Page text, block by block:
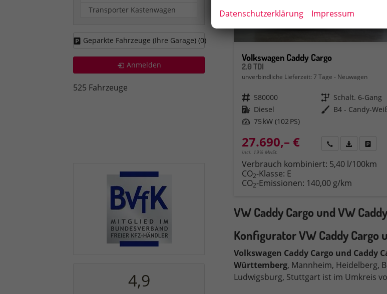
Volkswagen Caddy Cargo
2.0 TDI
unverbindliche Lieferzeit: 7 Tage Neuwagen
Fahrzeugnr. 580000 Getriebe Schalt. 6-Gang
Kraftstoff Diesel Außenfarbe B4 - Candy-
Leistung 75 kW (102 PS)
27.690,– €
incl. 19% MwSt.
RückrufPDF-Datei,
Verbrauch kombiniert: 5,40 l/100km
CO2-Klasse: E
CO2-Emissionen: 140,00 g/km
VW Caddy Cargo und VW
Konfigurator VW Caddy Cargo
Volkswagen Caddy Cargo und Caddy
Württemberg, Mannheim, Heidelberg,
Ludwigsburg, Stuttgart ist im Umkreis
Transporter Kastenwagen
Geparkte Fahrzeuge (Ihre Garage) (0)
Anmelden
525 Fahrzeuge
4,9
Datenschutzerklärung Impressum